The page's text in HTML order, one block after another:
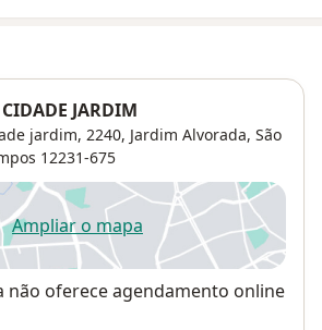
JARDIM
jardim, 2240, Jardim Alvorada, São
12231-675
Ampliar o mapaabre num novo separador
não oferece agendamento online